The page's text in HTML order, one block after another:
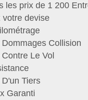
les prix de 1 200
votre devise
Collision
Le Vol
Tiers
Garanti